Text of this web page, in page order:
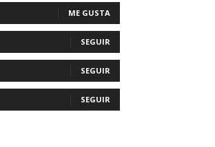
ME GUSTA
SEGUIR
SEGUIR
SEGUIR